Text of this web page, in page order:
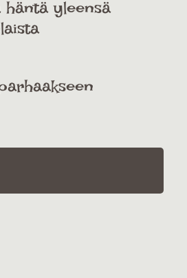
yleensä